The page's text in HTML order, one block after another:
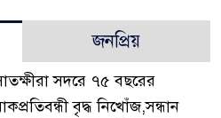
জনপ্রিয়
সদরে ৭৫ বছরের
বৃদ্ধ নিখোঁজ,সন্ধান